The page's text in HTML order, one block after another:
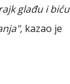
glađu i biću
kazao je